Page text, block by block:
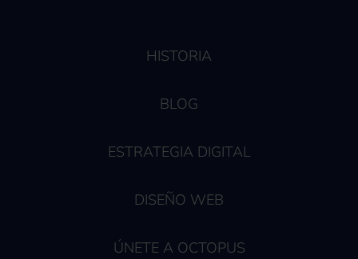
HISTORIA
BLOG
ESTRATEGIA DIGITAL
DISEÑO WEB
ÚNETE A OCTOPUS